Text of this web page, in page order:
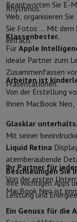
SchutziPhone Hülle
NachladenPowerbank
Telefonie-Zubehör
Zahlungsterminals
GSMAlle GSM
Festnetztelefone
Navigationssystem
VerschiedenesWalkie-
Computer & Büro
Desktop-Computer
PC GamingGaming-
Tablette & E-Reader
Drucker & Scanner
NetzwerkFRITZ!IP-
PeripheriegerätPC-
Arbeitsspeicher &
SoftwareOperating
Rhythmus.
Beantworten Sie E-
Web, organisieren
Sie Fotos … Mit dem
einfach.
Klassenbester.
Für Apple
ideale Partner zum
Zusammenfassen
Präsentationen.
Arbeiten ist
Von der Erstellung
Ihnen MacBook
Glasklar
Mit seiner
Liquid Retina
atemberaubende
Beschleunigen Sie
Ihre wichtigen Apps
Leistung und
Ihr Partner für
Von der ersten
MacBook Neo ist
Ein Genuss für die